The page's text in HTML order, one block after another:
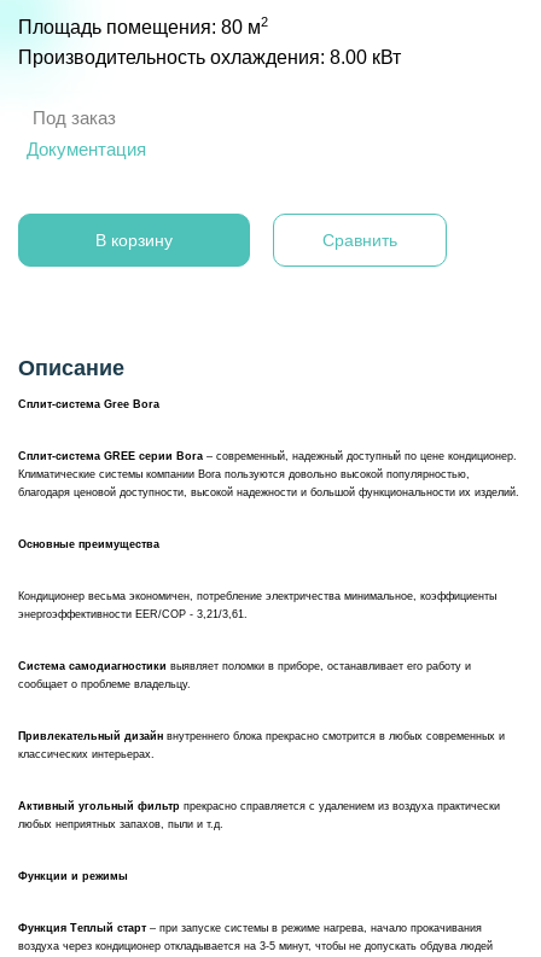
Площадь помещения: 80 м2
Производительность охлаждения: 8.00 кВт
Под заказ
Документация
В корзину Сравнить
Описание
Сплит-система Gree Bora
Сплит-система GREE серии Bora – современный, надежный доступный по цене кондиционер.
Климатические системы компании Bora пользуются довольно высокой популярностью,
благодаря ценовой доступности, высокой надежности и большой функциональности их изделий.
Основные преимущества
Кондиционер весьма экономичен, потребление электричества минимальное, коэффициенты
энергоэффективности EER/COP - 3,21/3,61.
Система самодиагностики выявляет поломки в приборе, останавливает его работу и
сообщает о проблеме владельцу.
Привлекательный дизайн внутреннего блока прекрасно смотрится в любых современных и
классических интерьерах.
Активный угольный фильтр прекрасно справляется с удалением из воздуха практически
любых неприятных запахов, пыли и т.д.
Функции и режимы
Функция Теплый старт– при запуске системы в режиме нагрева, начало прокачивания
воздуха через кондиционер откладывается на 3-5 минут, чтобы не допускать обдува людей